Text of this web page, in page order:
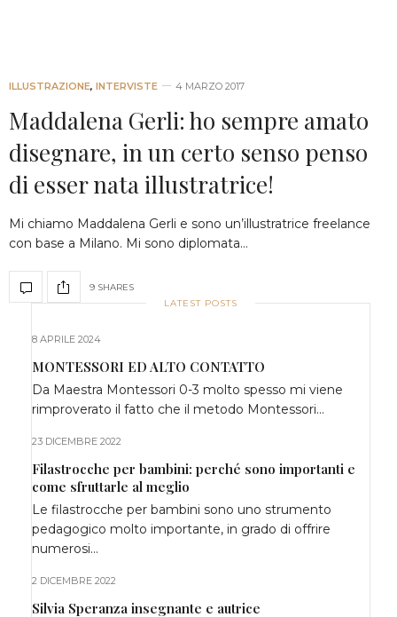
ILLUSTRAZIONE, INTERVISTE 4 MARZO 2017
Maddalena Gerli: ho sempre amato
disegnare, in un certo senso penso
di esser nata illustratrice!
Mi chiamo Maddalena Gerli e sono un’illustratrice freelance
con base a Milano. Mi sono diplomata…
9 SHARES
LATEST POSTS
8 APRILE 2024
MONTESSORI ED ALTO CONTATTO
Da Maestra Montessori 0-3 molto spesso mi viene
rimproverato il fatto che il metodo Montessori…
23 DICEMBRE 2022
Filastrocche per bambini: perché sono importanti e
come sfruttarle al meglio
Le filastrocche per bambini sono uno strumento
pedagogico molto importante, in grado di offrire
numerosi…
2 DICEMBRE 2022
Silvia Speranza insegnante e autrice